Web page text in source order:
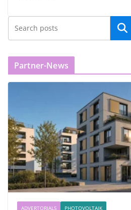
Partner-News
ADVERTORIALS PHOTOVOLTAIK